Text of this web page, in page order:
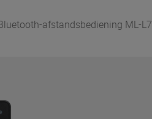
afstandsbediening ML-L7